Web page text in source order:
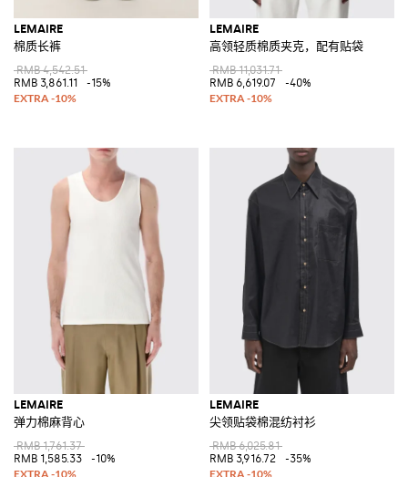
LEMAIRE
棉质长裤
RMB 4,542.51
RMB 3,861.11
-15%
LEMAIRE
高领轻质棉质夹克，配有贴袋
RMB 11,031.71
RMB 6,619.07
-40%
LEMAIRE
弹力棉麻背心
RMB 1,761.37
RMB 1,585.33
-10%
LEMAIRE
尖领贴袋棉混纺衬衫
RMB 6,025.81
RMB 3,916.72
-35%